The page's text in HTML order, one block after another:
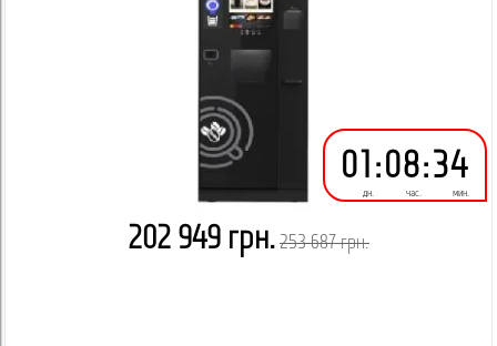
01
дн.
:08
час.
:34
мин.
202 949 грн. 253 687 грн.